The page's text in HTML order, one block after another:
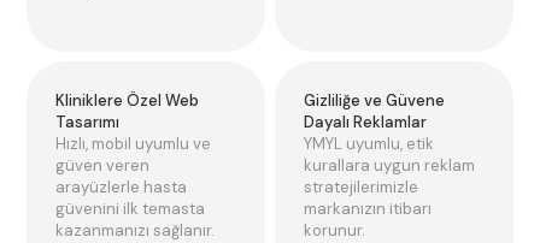
Kliniklere Özel Web
Tasarımı
Hızlı, mobil uyumlu ve
güven veren
arayüzlerle hasta
güvenini ilk temasta
kazanmanızı sağlanır.
Gizliliğe ve Güvene
Dayalı Reklamlar
YMYL uyumlu, etik
kurallara uygun reklam
stratejilerimizle
markanızın itibarı
korunur.